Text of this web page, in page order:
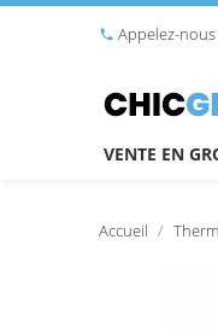
 Appelez-nous
VENTE EN
Accueil